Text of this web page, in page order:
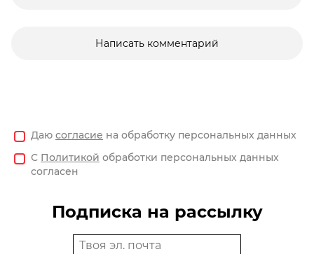
Написать комментарий
Даю согласие на обработку персональных данных
С Политикой обработки персональных данных
согласен
Подписка на рассылку